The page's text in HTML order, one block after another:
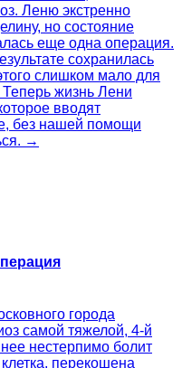
Леню экстренно
но состояние
еще одна операция.
сохранилась
слишком мало для
жизнь Лени
вводят
без нашей помощи
→
города
самой тяжелой, 4-й
нестерпимо болит
перекошена